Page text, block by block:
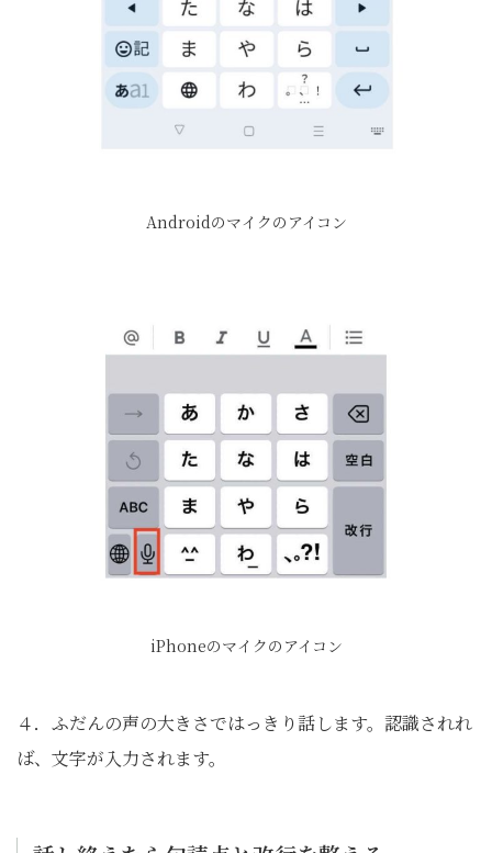
Androidのマイクのアイコン
iPhoneのマイクのアイコン
４．ふだんの声の大きさではっきり話します。認識されれ
ば、文字が入力されます。